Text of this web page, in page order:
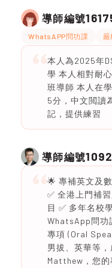
導師編號
WhatsAPP問功課 嚴
本人為2025年
學 本人相對耐
班導師 本人在
5分，中文閲讀
記，提供練習
導師編號
🌟 專補英文及
✅ 全港上門補
目 ✅ 多年名校
WhatsApp問功
專項 (Oral
男拔、英華等
Matthew，您的